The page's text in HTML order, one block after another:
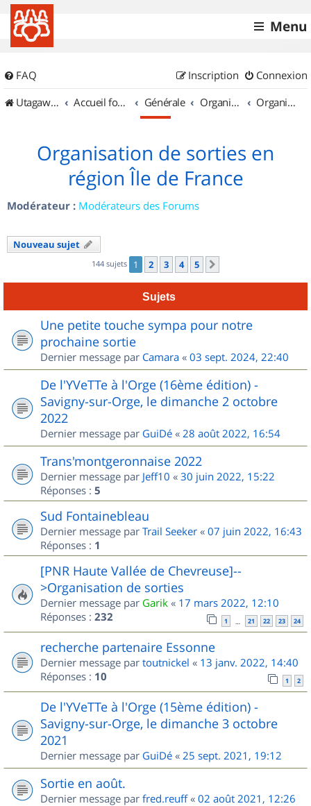
Menu
FAQ Connexion
Inscription
UtagawaVTT (Randos VTT et VTTAE avec traces GPS)
Accueil forum Générale Organisation de sorties & Recherche de partenaires Organisation de sorties en région Île de France
Organisation de sorties en
région Île de France
Modérateur : Modérateurs des Forums
Nouveau sujet
144 sujets 1 2 3 4 5
Sujets
Une petite touche sympa pour notre
prochaine sortie
Dernier message par Camara « 03 sept. 2024, 22:40
De l'YVeTTe à l'Orge (16ème édition) -
Savigny-sur-Orge, le dimanche 2 octobre
2022
Dernier message par GuiDé « 28 août 2022, 16:54
Trans'montgeronnaise 2022
Dernier message par Jeff10 « 30 juin 2022, 15:22
Réponses : 5
Sud Fontainebleau
Dernier message par Trail Seeker « 07 juin 2022, 16:43
Réponses : 1
[PNR Haute Vallée de Chevreuse]--
>Organisation de sorties
Dernier message par Garik « 17 mars 2022, 12:10
Réponses : 232 1 … 21 22 23 24
recherche partenaire Essonne
Dernier message par toutnickel « 13 janv. 2022, 14:40
Réponses : 10 1 2
De l'YVeTTe à l'Orge (15ème édition) -
Savigny-sur-Orge, le dimanche 3 octobre
2021
Dernier message par GuiDé « 25 sept. 2021, 19:12
Sortie en août.
Dernier message par fred.reuff« 02 août 2021, 12:26